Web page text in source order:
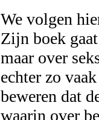
We volgen
Zijn boek
maar over
echter zo
beweren dat
waarin over